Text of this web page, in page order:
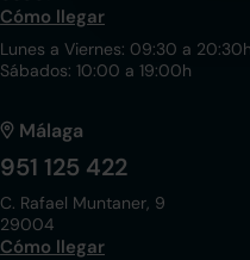
Cómo llegar
Lunes a Viernes: 09:30 a 20:30h
Sábados: 10:00 a 19:00h
Málaga
951 125 422
C. Rafael Muntaner, 9
29004
Cómo llegar